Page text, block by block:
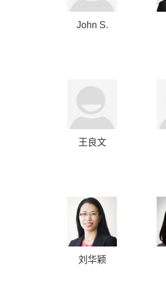
John S.
王良文
刘华颖